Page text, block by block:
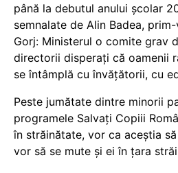
până la debutul anului școlar
semnalate de Alin Badea,
Gorj: Ministerul o comite grav
directorii disperați că oamenii
se întâmplă cu învățătorii, cu
Peste jumătate dintre minorii
programele Salvați Copiii
în străinătate, vor ca aceștia
vor să se mute și ei în țara